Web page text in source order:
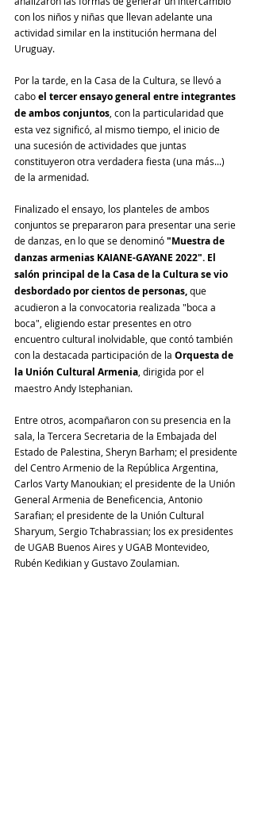
con los niños y niñas que llevan adelante una
actividad similar en la institución hermana del
Uruguay.
Por la tarde, en la Casa de la Cultura, se llevó a
cabo el tercer ensayo general entre integrantes
de ambos conjuntos , con la particularidad que
esta vez significó, al mismo tiempo, el inicio de
una sucesión de actividades que juntas
constituyeron otra verdadera fiesta (una más...)
de la armenidad.
Finalizado el ensayo, los planteles de ambos
conjuntos se prepararon para presentar una serie
de danzas, en lo que se denominó "Muestra de
danzas armenias KAIANE-GAYANE 2022". El
salón principal de la Casa de la Cultura se vio
desbordado por cientos de personas, que
acudieron a la convocatoria realizada "boca a
boca", eligiendo estar presentes en otro
encuentro cultural inolvidable, que contó también
con la destacada participación de la Orquesta de
la Unión Cultural Armenia , dirigida por el
maestro Andy Istephanian.
Entre otros, acompañaron con su presencia en la
sala, la Tercera Secretaria de la Embajada del
Estado de Palestina, Sheryn Barham; el presidente
del Centro Armenio de la República Argentina,
Carlos Varty Manoukian; el presidente de la Unión
General Armenia de Beneficencia, Antonio
Sarafian; el presidente de la Unión Cultural
Sharyum, Sergio Tchabrassian; los ex presidentes
de UGAB Buenos Aires y UGAB Montevideo,
Rubén Kedikian y Gustavo Zoulamian.